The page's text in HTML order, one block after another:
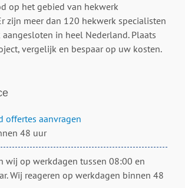
op het gebied van hekwerk
zijn meer dan 120 hekwerk specialisten
in heel Nederland. Plaats
vergelijk en bespaar op uw kosten.
offertes aanvragen
48 uur
wij op werkdagen tussen 08:00 en
Wij reageren op werkdagen binnen 48